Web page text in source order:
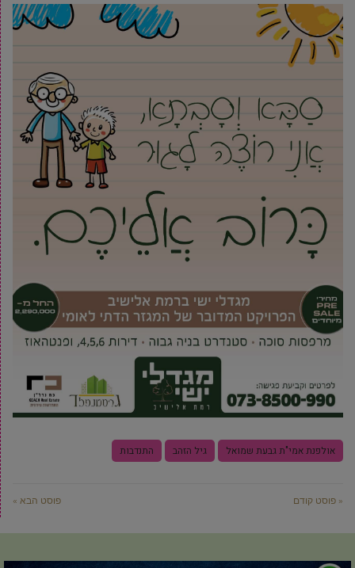
אולפנת אמי"ת גבעת שמואל גיל הזהב התנדבות
« פוסט קודם פוסט הבא »